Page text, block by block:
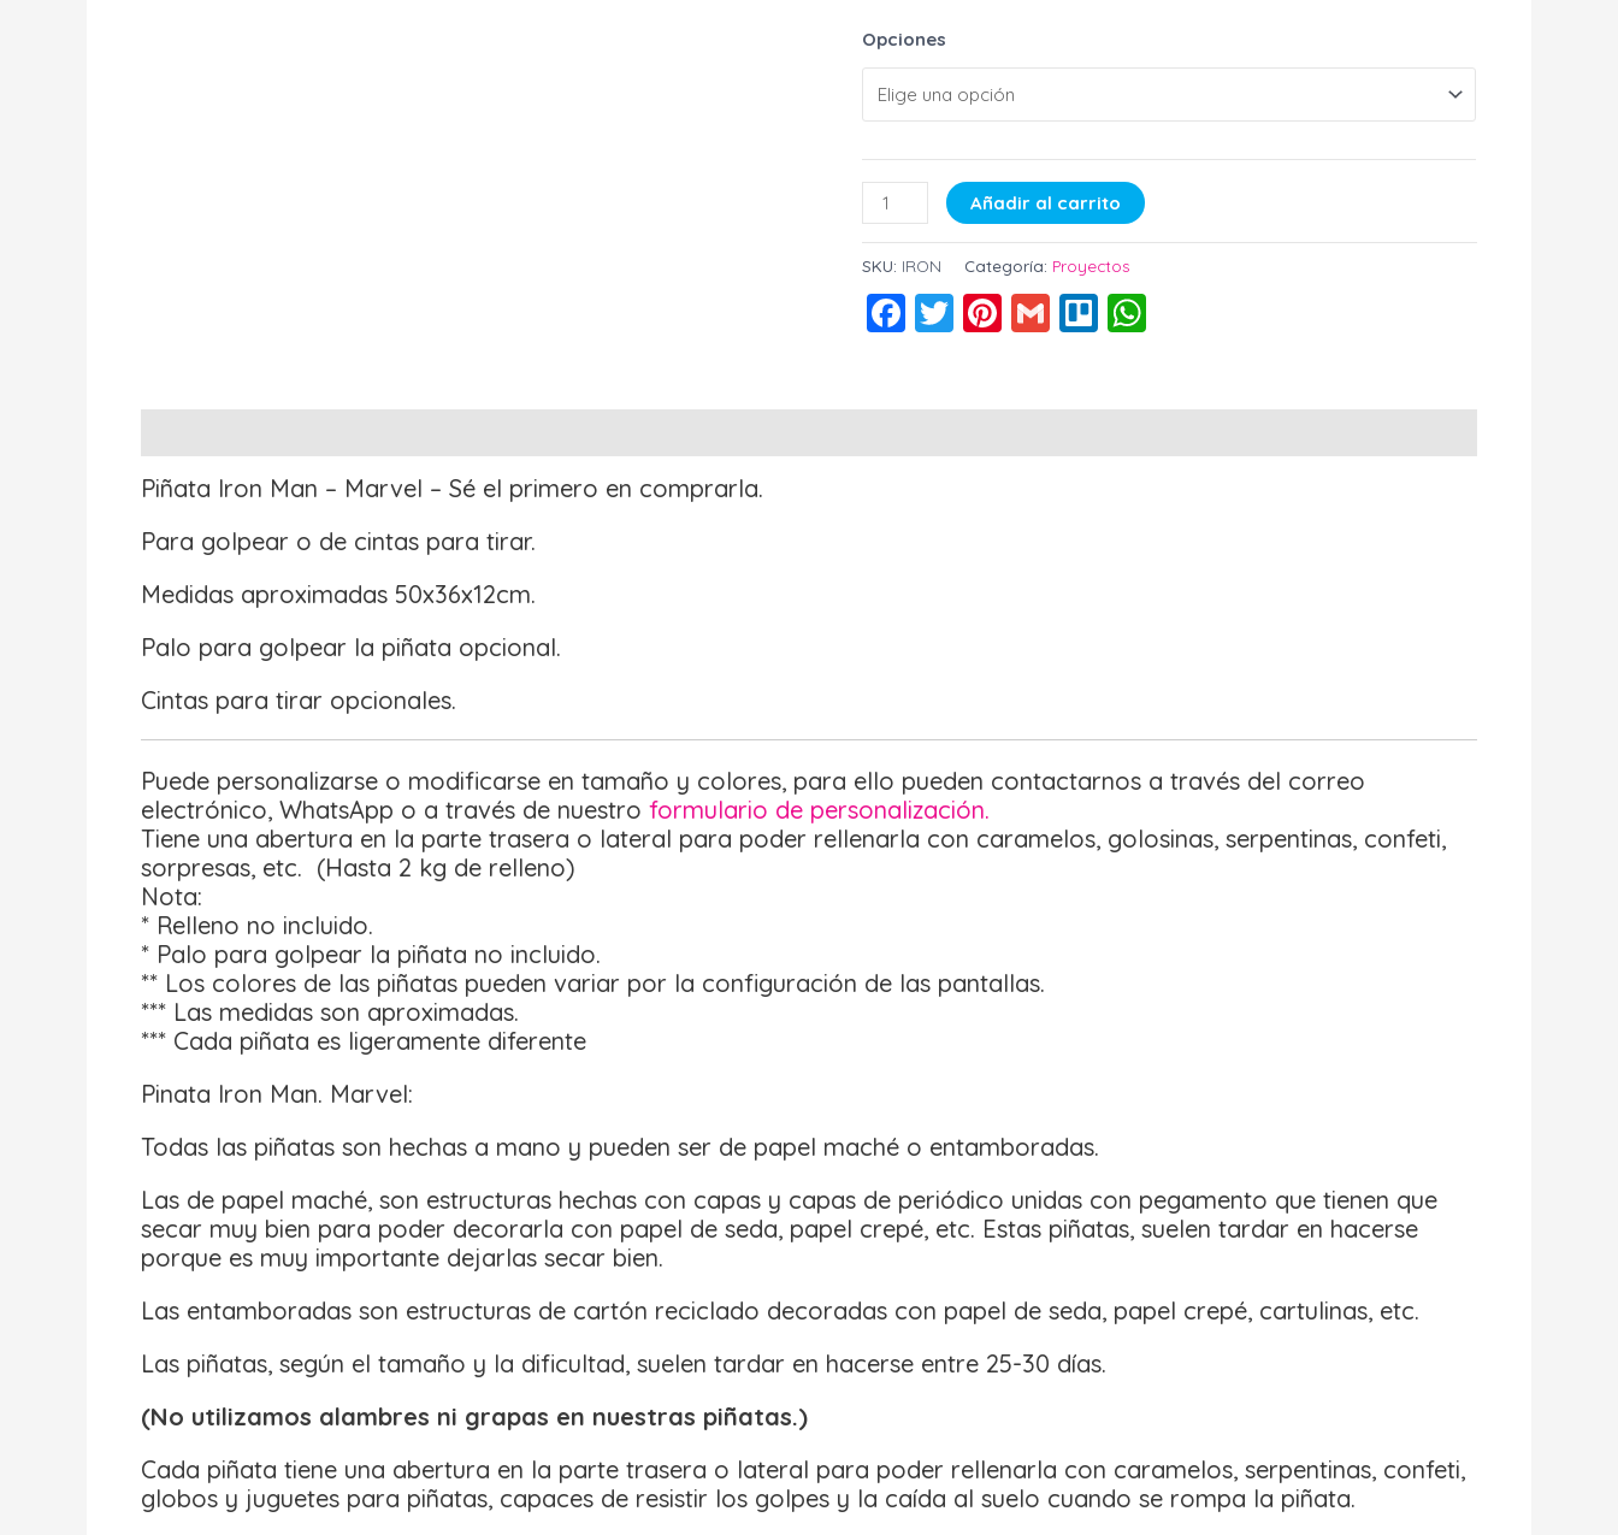
Opciones
Añadir al carrito
SKU: IRON Categoría: Proyectos
Facebook
Twitter
Pinterest
Gmail
Trello
Piñata Iron Man – Marvel – Sé el primero en comprarla.
Para golpear o de cintas para tirar.
Medidas aproximadas 50x36x12cm.
Palo para golpear la piñata opcional.
Cintas para tirar opcionales.
Puede personalizarse o modificarse en tamaño y colores, para ello pueden contactarnos a través del correo
electrónico, WhatsApp o a través de nuestro formulario de personalización.
Tiene una abertura en la parte trasera o lateral para poder rellenarla con caramelos, golosinas, serpentinas, confeti,
sorpresas, etc. (Hasta 2 kg de relleno)
Nota:
* Relleno no incluido.
* Palo para golpear la piñata no incluido.
** Los colores de las piñatas pueden variar por la configuración de las pantallas.
*** Las medidas son aproximadas.
*** Cada piñata es ligeramente diferente
Pinata Iron Man. Marvel:
Todas las piñatas son hechas a mano y pueden ser de papel maché o entamboradas.
Las de papel maché, son estructuras hechas con capas y capas de periódico unidas con pegamento que tienen que
secar muy bien para poder decorarla con papel de seda, papel crepé, etc. Estas piñatas, suelen tardar en hacerse
porque es muy importante dejarlas secar bien.
Las entamboradas son estructuras de cartón reciclado decoradas con papel de seda, papel crepé, cartulinas, etc.
Las piñatas, según el tamaño y la dificultad, suelen tardar en hacerse entre 25-30 días.
(No utilizamos alambres ni grapas en nuestras piñatas.)
Cada piñata tiene una abertura en la parte trasera o lateral para poder rellenarla con caramelos, serpentinas, confeti,
globos y juguetes para piñatas, capaces de resistir los golpes y la caída al suelo cuando se rompa la piñata.